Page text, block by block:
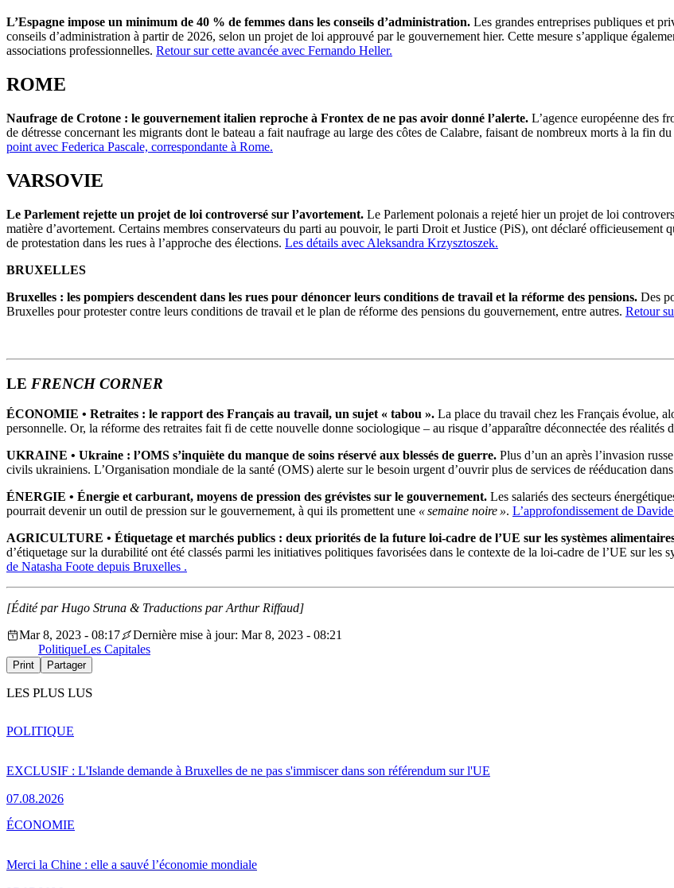
L’Espagne impose un minimum de 40 % de femmes dans les conseils d’administration. Les grandes entreprises publiques et
conseils d’administration à partir de 2026, selon un projet de loi approuvé par le gouvernement hier. Cette mesure s’applique
associations professionnelles. Retour sur cette avancée avec Fernando Heller.
ROME
Naufrage de Crotone : le gouvernement italien reproche à Frontex de ne pas avoir donné l’alerte. L’agence européenne des
de détresse concernant les migrants dont le bateau a fait naufrage au large des côtes de Calabre, faisant de nombreux morts à la fin
point avec Federica Pascale, correspondante à Rome.
VARSOVIE
Le Parlement rejette un projet de loi controversé sur l’avortement. Le Parlement polonais a rejeté hier un projet de loi
matière d’avortement. Certains membres conservateurs du parti au pouvoir, le parti Droit et Justice (PiS), ont déclaré
de protestation dans les rues à l’approche des élections. Les détails avec Aleksandra Krzysztoszek.
BRUXELLES
Bruxelles : les pompiers descendent dans les rues pour dénoncer leurs conditions de travail et la réforme des pensions. Des
Bruxelles pour protester contre leurs conditions de travail et le plan de réforme des pensions du gouvernement, entre autres. Retour
LE FRENCH CORNER
ÉCONOMIE • Retraites : le rapport des Français au travail, un sujet « tabou ». La place du travail chez les Français évolue,
personnelle. Or, la réforme des retraites fait fi de cette nouvelle donne sociologique – au risque d’apparaître déconnectée des réalités
UKRAINE • Ukraine : l’OMS s’inquiète du manque de soins réservé aux blessés de guerre. Plus d’un an après l’invasion
civils ukrainiens. L’Organisation mondiale de la santé (OMS) alerte sur le besoin urgent d’ouvrir plus de services de rééducation
ÉNERGIE • Énergie et carburant, moyens de pression des grévistes sur le gouvernement. Les salariés des secteurs
pourrait devenir un outil de pression sur le gouvernement, à qui ils promettent une « semaine noire ». L’approfondissement de
AGRICULTURE • Étiquetage et marchés publics : deux priorités de la future loi-cadre de l’UE sur les systèmes
d’étiquetage sur la durabilité ont été classés parmi les initiatives politiques favorisées dans le contexte de la loi-cadre de l’UE sur les
de Natasha Foote depuis Bruxelles .
[Édité par Hugo Struna & Traductions par Arthur Riffaud]
Mar 8, 2023 - 08:17
Dernière mise à jour: Mar 8, 2023 - 08:21
PolitiqueLes Capitales
Print Partager
LES PLUS LUS
EXCLUSIF : L'Islande demande à Bruxelles de ne pas s'immiscer dans son référendum sur l'UE
07.08.2026
POLITIQUE
Merci la Chine : elle a sauvé l’économie mondiale
ÉCONOMIE